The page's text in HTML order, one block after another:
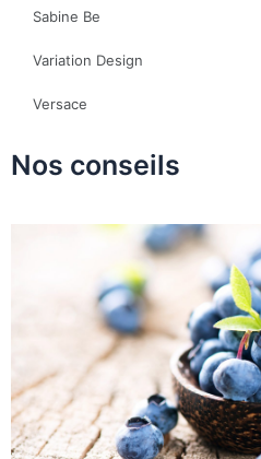
Sabine Be
Variation Design
Versace
Nos conseils